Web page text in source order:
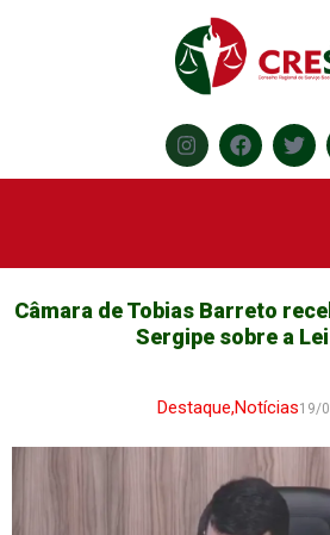
Câmara de Tobias Barreto
Sergipe sobre a
Destaque,Notícias19/